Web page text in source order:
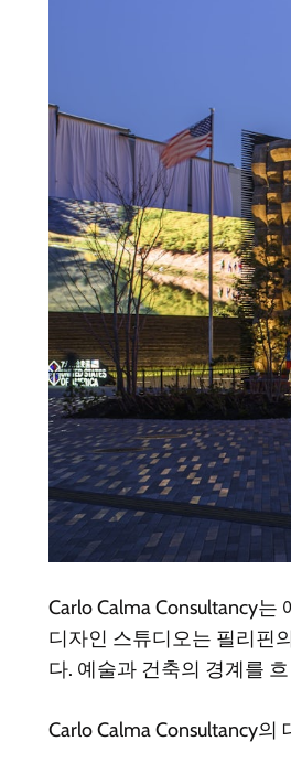
Carlo Calma Consultancy
디자인 스튜디오는 필리핀
다. 예술과 건축의 경계를
Carlo Calma Consultancy